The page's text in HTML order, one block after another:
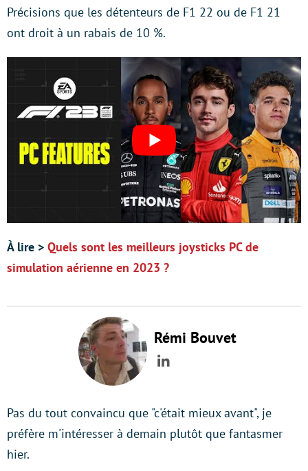
Précisions que les détenteurs de F1 22 ou de F1 21
ont droit à un rabais de 10 %.
À lire > Quels sont les meilleurs joysticks PC de
simulation aérienne en 2023 ?
Rémi Bouvet
LinkedIn
Pas du tout convaincu que "c'était mieux avant", je
préfère m'intéresser à demain plutôt que fantasmer
hier.